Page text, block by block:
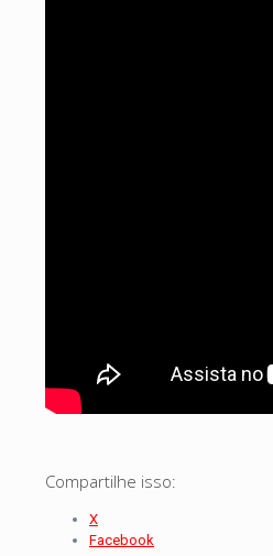
Compartilhe isso:
X
Facebook